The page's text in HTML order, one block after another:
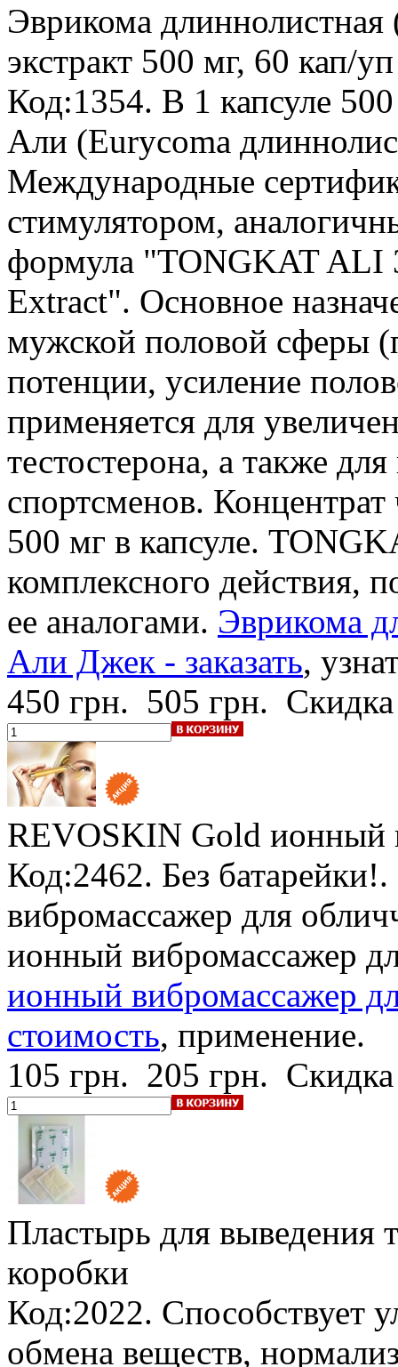
Эврикома длиннолистная
экстракт 500 мг, 60 кап/уп
Код:1354. В 1 капсуле
Али (Eurycoma
Международные
стимулятором,
формула "TONGKAT ALI
Extract". Основное
мужской половой сферы
потенции, усиление
применяется для
тестостерона, а также
спортсменов.
500 мг в капсуле.
комплексного действия,
ее аналогами. Эврикома
Али Джек - заказать,
450 грн. 505 грн.
REVOSKIN Gold ионный
Код:2462. Без батарейки!.
вибромассажер для
ионный вибромассажер
ионный вибромассажер
стоимость, применение.
105 грн. 205 грн.
Пластырь для выведения
коробки
Код:2022. Способствует
обмена веществ,